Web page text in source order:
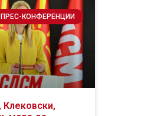
ПРЕС-КОНФЕРЕНЦИИ
Клековски,